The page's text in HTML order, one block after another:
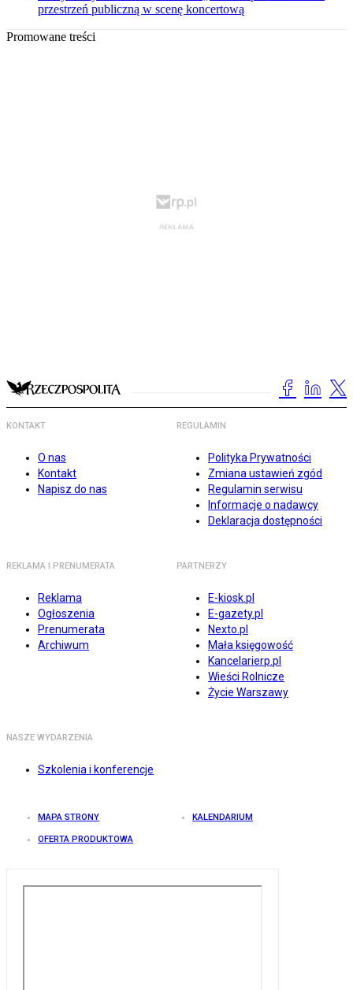
przestrzeń publiczną w scenę koncertową
Promowane treści
KONTAKT
O nas
Kontakt
Napisz do nas
REGULAMIN
Polityka Prywatności
Zmiana ustawień zgód
Regulamin serwisu
Informacje o nadawcy
Deklaracja dostępności
REKLAMA I PRENUMERATA
Reklama
Ogłoszenia
Prenumerata
Archiwum
PARTNERZY
E-kiosk.pl
E-gazety.pl
Nexto.pl
Mała księgowość
Kancelarierp.pl
Wieści Rolnicze
Życie Warszawy
NASZE WYDARZENIA
Szkolenia i konferencje
MAPA STRONY KALENDARIUM
OFERTA PRODUKTOWA